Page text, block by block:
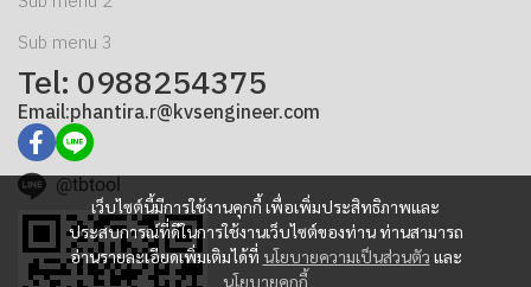
เว็บไซต์นี้มีการใช้งานคุกกี้ เพื่อเพิ่มประสิทธิภาพและ
ประสบการณ์ที่ดีในการใช้งานเว็บไซต์ของท่าน ท่านสามารถ
อ่านรายละเอียดเพิ่มเติมได้ที่ นโยบายความเป็นส่วนตัว และ
นโยบายคุกกี้
Sub menu 3
Tel: 0988254375
Email:phantira.r@kvsengineer.com
@tbtool